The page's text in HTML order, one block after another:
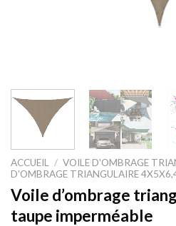
ACCUEIL / VOILE D'OMBRAGE
D'OMBRAGE TRIANGULAIRE
Voile d’ombrage
taupe imperméable